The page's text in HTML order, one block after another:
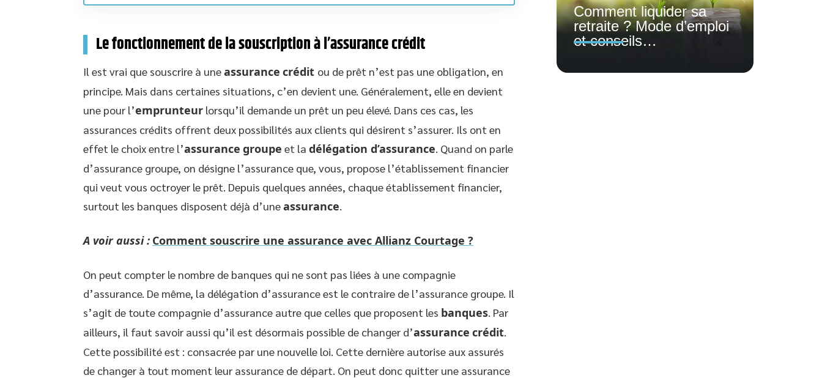
Le fonctionnement de la souscription à l’assurance crédit
Il est vrai que souscrire à uneassurance crédit ou de prêt n’est pas une obligation, en
principe. Mais dans certaines situations, c’en devient une. Généralement, elle en devient
une pour l’emprunteur lorsqu’il demande un prêt un peu élevé. Dans ces cas, les
assurances crédits offrent deux possibilités aux clients qui désirent s’assurer. Ils ont en
effet le choix entre l’assurance groupe et la délégation d’assurance . Quand on parle
d’assurance groupe, on désigne l’assurance que, vous, propose l’établissement financier
qui veut vous octroyer le prêt. Depuis quelques années, chaque établissement financier,
surtout les banques disposent déjà d’uneassurance
A voir aussi : Comment souscrire une assurance avec Allianz Courtage ?
On peut compter le nombre de banques qui ne sont pas liées à une compagnie
d’assurance. De même, la délégation d’assurance est le contraire de l’assurance groupe. Il
s’agit de toute compagnie d’assurance autre que celles que proposent les banques . Par
ailleurs, il faut savoir aussi qu’il est désormais possible de changer d’assurance crédit
Cette possibilité est : consacrée par une nouvelle loi. Cette dernière autorise aux assurés
de changer à tout moment leur assurance de départ. On peut donc quitter une assurance
Comment liquider sa
retraite ? Mode d’emploi
et conseils…